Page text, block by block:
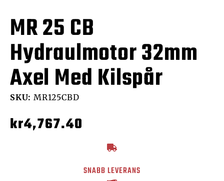
MR 25 CB
Hydraulmotor 32mm
Axel Med Kilspår
SKU: MR125CBD
kr4,767.40
SNABB LEVERANS